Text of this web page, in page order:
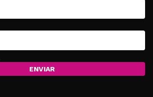
ENVIAR